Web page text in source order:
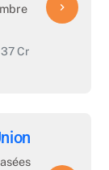
Cr
navigate_next